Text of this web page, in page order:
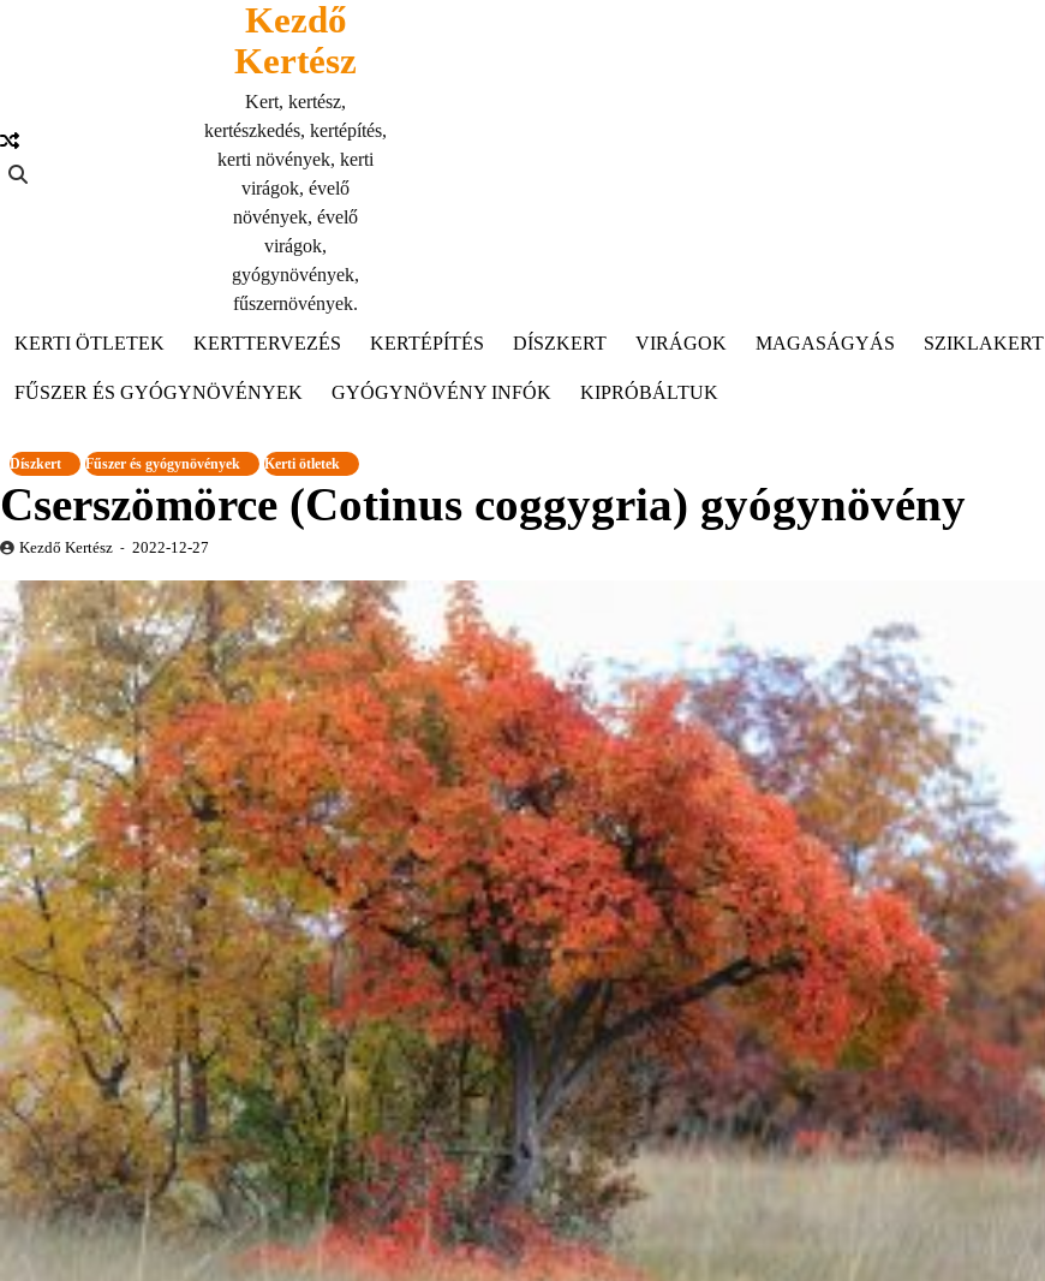
Kezdő
Kertész
Kert, kertész,
kertészkedés, kertépítés,
kerti növények, kerti
virágok, évelő
növények, évelő
virágok,
gyógynövények,
fűszernövények.
KERTI ÖTLETEK
KERTTERVEZÉS KERTÉPÍTÉS DÍSZKERT VIRÁGOK MAGASÁGYÁS SZIKLAKERT
FŰSZER ÉS GYÓGYNÖVÉNYEK GYÓGYNÖVÉNY INFÓK KIPRÓBÁLTUK
Díszkert Fűszer és gyógynövények Kerti ötletek
Cserszömörce (Cotinus coggygria) gyógynövény
Kezdő Kertész 2022-12-27